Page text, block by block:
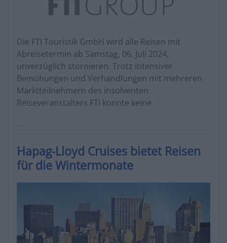
Die FTI Touristik GmbH wird alle Reisen mit
Abreisetermin ab Samstag, 06. Juli 2024,
unverzüglich stornieren. Trotz intensiver
Bemühungen und Verhandlungen mit mehreren
Marktteilnehmern des insolventen
Reiseveranstalters FTI konnte keine
...
Hapag-Lloyd Cruises bietet Reisen
für die Wintermonate